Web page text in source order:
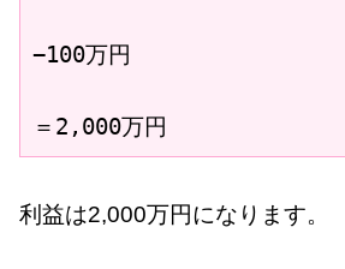
−100万円
＝2,000万円
利益は2,000万円になります。